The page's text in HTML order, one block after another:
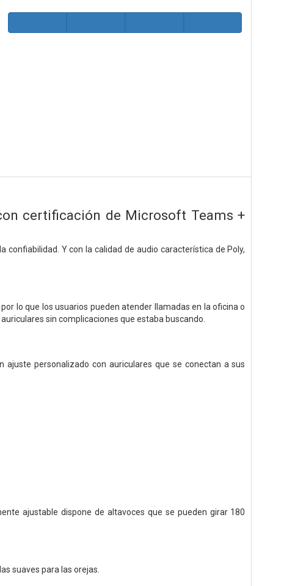
certificación de Microsoft Teams +
Y con la calidad de audio característica de Poly,
lo que los usuarios pueden atender llamadas en la oficina o
sin complicaciones que estaba buscando.
personalizado con auriculares que se conectan a sus
ajustable dispone de altavoces que se pueden girar 180
suaves para las orejas.